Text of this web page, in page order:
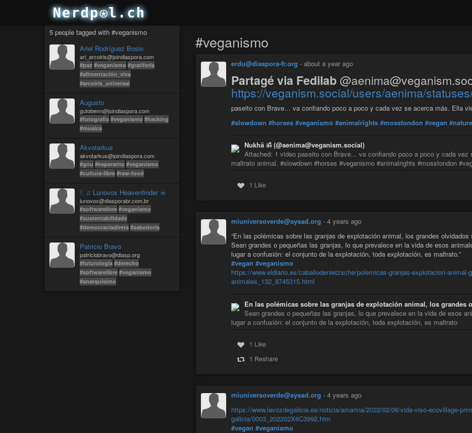
5 people tagged with #veganismo
Ariel Rodríguez Bosio
ari_arcoiris@joindiaspora.com
#paz #veganismo #gratiferia
#alimentación_viva
#arcoiris_universal
Augusto
gutobenn@joindiaspora.com
#fotografia #veganismo #hacking
#musica
Akvotarkus
akvotarkus@joindiaspora.com
#gnu #esperanto #veganismo
#cultura-libre #raw-food
☾♫ Lunovox Heavenfinder ☠
lunovox@diasporabr.com.br
#softwarelivre #veganismo
#sustentabilidade
#democraciadireta #sabedoria
Patricio Bravo
patriciobravo@diasp.org
#futurología #derecho
#softwarelibre #veganismo
#anarquisimo
#veganismo
erdu@diaspora-fr.org - about a year ago
Partagé via Fedilab
https://veganism.social/users/aenima/
paseito con Brave… va confiando poco a poco y cada vez se acerca más. Ella
#slowdown #horses #veganismo #animalrights #mosstondon #vegan #nature
Nukhä ॐ (@aenima@veganism.social)
Attached: 1 video paseito con Brave... va confiando poco a poco y cada
maltrato animal. #slowdown #horses #veganismo #animalrights #mosstondon
1 Like
miuniversoverde@sysad.org - 4 years ago
“En las polémicas sobre las granjas de explotación animal, los grandes
Sean grandes o pequeñas las granjas, lo que prevalece en la vida de esos
lugar a confusión: el conjunto de la explotación, toda explotación, es maltrato.”
#vegan #veganismo
https://www.eldiario.es/caballodenietzsche/polemicas-granjas-explotacion-animal-
animales_132_8745315.html
En las polémicas sobre las granjas de explotación animal, los
Sean grandes o pequeñas las granjas, lo que prevalece en la vida de esos
lugar a confusión: el conjunto de la explotación, toda explotación, es maltrato
1 Like
1 Reshare
miuniversoverde@sysad.org - 4 years ago
https://www.lavozdegalicia.es/noticia/amarina/2022/02/06/vida-viso-ecovillage-
galicia/0003_202202X6C3992.htm
#vegan #veganismo